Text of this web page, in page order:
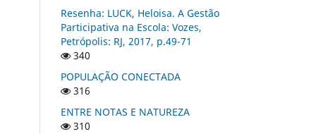
Resenha: LUCK, Heloisa. A Gestão
Participativa na Escola: Vozes,
Petrópolis: RJ, 2017, p.49-71
340
POPULAÇÃO CONECTADA
316
ENTRE NOTAS E NATUREZA
310